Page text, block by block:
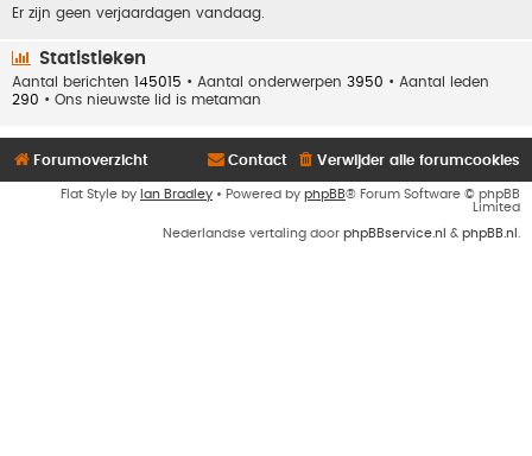
Er zijn geen verjaardagen vandaag.
Statistieken
Aantal berichten 145015 • Aantal onderwerpen 3950 • Aantal leden
290 • Ons nieuwste lid is metaman
Forumoverzicht Verwijder alle forumcookies
Contact
Flat Style by Ian Bradley • Powered by phpBB® Forum Software © phpBB
Limited
Nederlandse vertaling door phpBBservice.nl & phpBB.nl